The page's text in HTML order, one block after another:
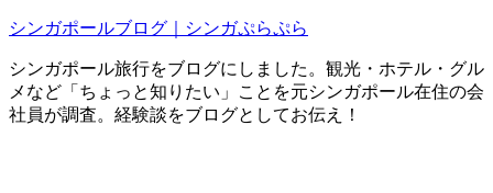
シンガポールブログ｜シンガぷらぷら
シンガポール旅行をブログにしました。観光・ホテル・グル
メなど「ちょっと知りたい」ことを元シンガポール在住の会
社員が調査。経験談をブログとしてお伝え！